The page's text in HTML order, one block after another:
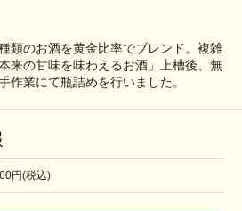
類のお酒を黄金比率でブレンド。複雑
来の甘味を味わえるお酒」上槽後、無
作業にて瓶詰めを行いました。
円(税込)